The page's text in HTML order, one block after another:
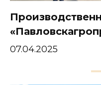
07.04.2025